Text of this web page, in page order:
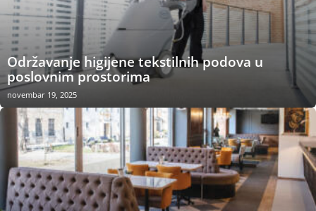
Održavanje higijene tekstilnih podova u
poslovnim prostorima
novembar 19, 2025